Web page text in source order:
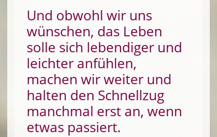
Und obwohl wir uns
wünschen, das Leben
solle sich lebendiger und
leichter anfühlen,
machen wir weiter und
halten den Schnellzug
manchmal erst an, wenn
etwas passiert.